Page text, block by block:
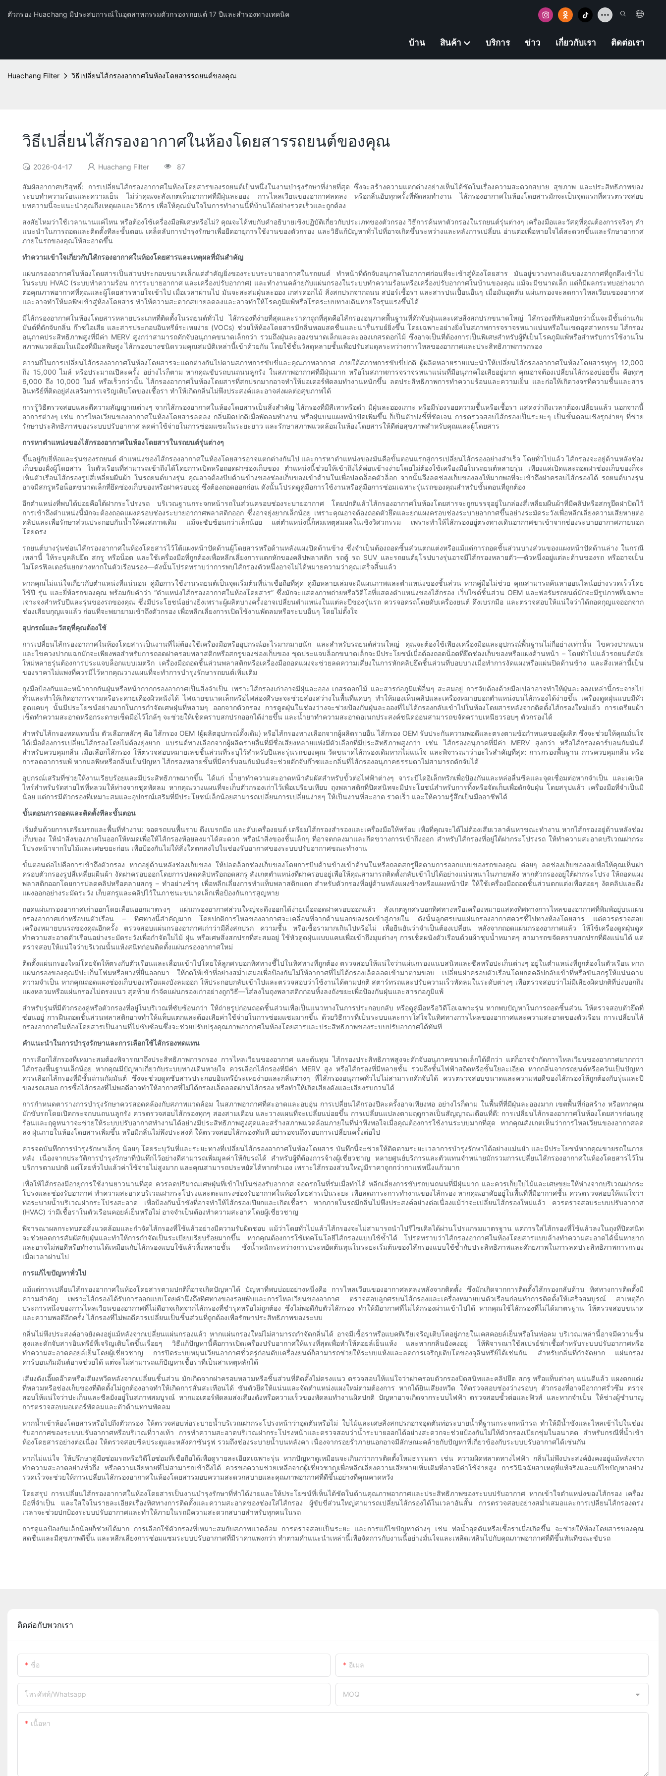
ตัวกรอง Huachang มีประสบการณ์ในอุตสาหกรรมตัวกรองรถยนต์ 17 ปีและสำรองทางเทคนิค
บ้าน สินค้า บริการ ข่าว เกี่ยวกับเรา ติดต่อเรา
Huachang Filter วิธีเปลี่ยนไส้กรองอากาศในห้องโดยสารรถยนต์ของคุณ
วิธีเปลี่ยนไส้กรองอากาศในห้องโดยสารรถยนต์ของคุณ
2026-04-17 Huachang Filter 87
สัมผัสอากาศบริสุทธิ์: การเปลี่ยนไส้กรองอากาศในห้องโดยสารของรถยนต์เป็นหนึ่งในงานบำรุงรักษาที่ง่ายที่สุด ซึ่งจะสร้างความแตกต่างอย่างเห็นได้ชัดในเรื่องความสะดวกสบาย สุขภาพ และประสิทธิภาพของ
ระบบทำความร้อนและความเย็น ไม่ว่าคุณจะสังเกตเห็นอากาศที่มีฝุ่นละออง การไหลเวียนของอากาศลดลง หรือกลิ่นอับทุกครั้งที่พัดลมทำงาน ไส้กรองอากาศในห้องโดยสารมักจะเป็นจุดแรกที่ควรตรวจสอบ
บทความนี้จะแนะนำคุณถึงเหตุผลและวิธีการ เพื่อให้คุณมั่นใจในการทำงานนี้ที่บ้านได้อย่างรวดเร็วและถูกต้อง
สงสัยไหมว่าใช้เวลานานแค่ไหน หรือต้องใช้เครื่องมือพิเศษหรือไม่? คุณจะได้พบกับคำอธิบายเชิงปฏิบัติเกี่ยวกับประเภทของตัวกรอง วิธีการค้นหาตัวกรองในรถยนต์รุ่นต่างๆ เครื่องมือและวัสดุที่คุณต้องการจริงๆ คำ
แนะนำในการถอดและติดตั้งทีละขั้นตอน เคล็ดลับการบำรุงรักษาเพื่อยืดอายุการใช้งานของตัวกรอง และวิธีแก้ปัญหาทั่วไปที่อาจเกิดขึ้นระหว่างและหลังการเปลี่ยน อ่านต่อเพื่อหายใจได้สะดวกขึ้นและรักษาอากาศ
ภายในรถของคุณให้สะอาดขึ้น
ทำความเข้าใจเกี่ยวกับไส้กรองอากาศในห้องโดยสารและเหตุผลที่มันสำคัญ
แผ่นกรองอากาศในห้องโดยสารเป็นส่วนประกอบขนาดเล็กแต่สำคัญยิ่งของระบบระบายอากาศในรถยนต์ ทำหน้าที่ดักจับอนุภาคในอากาศก่อนที่จะเข้าสู่ห้องโดยสาร มันอยู่ขวางทางเดินของอากาศที่ถูกดึงเข้าไป
ในระบบ HVAC (ระบบทำความร้อน การระบายอากาศ และเครื่องปรับอากาศ) และทำงานคล้ายกับแผ่นกรองในระบบทำความร้อนหรือเครื่องปรับอากาศในบ้านของคุณ แม้จะมีขนาดเล็ก แต่ก็มีผลกระทบอย่างมาก
ต่อคุณภาพอากาศที่คุณและผู้โดยสารหายใจเข้าไป เมื่อเวลาผ่านไป มันจะสะสมฝุ่นละออง เกสรดอกไม้ สิ่งสกปรกจากถนน สปอร์เชื้อรา และสารปนเปื้อนอื่นๆ เมื่อมันอุดตัน แผ่นกรองจะลดการไหลเวียนของอากาศ
และอาจทำให้มลพิษเข้าสู่ห้องโดยสาร ทำให้ความสะดวกสบายลดลงและอาจทำให้โรคภูมิแพ้หรือโรคระบบทางเดินหายใจรุนแรงขึ้นได้
มีไส้กรองอากาศในห้องโดยสารหลายประเภทที่ติดตั้งในรถยนต์ทั่วไป ไส้กรองที่ง่ายที่สุดและราคาถูกที่สุดคือไส้กรองอนุภาคพื้นฐานที่ดักจับฝุ่นและเศษสิ่งสกปรกขนาดใหญ่ ไส้กรองที่ทันสมัยกว่านั้นจะมีชั้นถ่านกัม
มันต์ที่ดักจับกลิ่น ก๊าซไอเสีย และสารประกอบอินทรีย์ระเหยง่าย (VOCs) ช่วยให้ห้องโดยสารมีกลิ่นหอมสดชื่นและน่ารื่นรมย์ยิ่งขึ้น โดยเฉพาะอย่างยิ่งในสภาพการจราจรหนาแน่นหรือในเขตอุตสาหกรรม ไส้กรอง
อนุภาคประสิทธิภาพสูงที่มีค่า MERV สูงกว่าสามารถดักจับอนุภาคขนาดเล็กกว่า รวมถึงฝุ่นละอองขนาดเล็กและละอองเกสรดอกไม้ ซึ่งอาจเป็นที่ต้องการเป็นพิเศษสำหรับผู้ที่เป็นโรคภูมิแพ้หรือสำหรับการใช้งานใน
สภาพแวดล้อมในเมืองที่มีมลพิษสูง ไส้กรองบางชนิดรวมคุณสมบัติเหล่านี้เข้าด้วยกัน โดยใช้ชั้นวัสดุหลายชั้นเพื่อปรับสมดุลระหว่างการไหลของอากาศและประสิทธิภาพการกรอง
ความถี่ในการเปลี่ยนไส้กรองอากาศในห้องโดยสารจะแตกต่างกันไปตามสภาพการขับขี่และคุณภาพอากาศ ภายใต้สภาพการขับขี่ปกติ ผู้ผลิตหลายรายแนะนำให้เปลี่ยนไส้กรองอากาศในห้องโดยสารทุกๆ 12,000
ถึง 15,000 ไมล์ หรือประมาณปีละครั้ง อย่างไรก็ตาม หากคุณขับรถบนถนนลูกรัง ในสภาพอากาศที่มีฝุ่นมาก หรือในสภาพการจราจรหนาแน่นที่มีอนุภาคไอเสียอยู่มาก คุณอาจต้องเปลี่ยนไส้กรองบ่อยขึ้น คือทุกๆ
6,000 ถึง 10,000 ไมล์ หรือเร็วกว่านั้น ไส้กรองอากาศในห้องโดยสารที่สกปรกมากอาจทำให้มอเตอร์พัดลมทำงานหนักขึ้น ลดประสิทธิภาพการทำความร้อนและความเย็น และก่อให้เกิดวงจรที่ความชื้นและสาร
อินทรีย์ที่ติดอยู่ส่งเสริมการเจริญเติบโตของเชื้อรา ทำให้เกิดกลิ่นไม่พึงประสงค์และอาจส่งผลต่อสุขภาพได้
การรู้วิธีตรวจสอบและตีความสัญญาณต่างๆ จากไส้กรองอากาศในห้องโดยสารเป็นสิ่งสำคัญ ไส้กรองที่มีสีเทาหรือดำ มีฝุ่นละอองเกาะ หรือมีร่องรอยความชื้นหรือเชื้อรา แสดงว่าถึงเวลาต้องเปลี่ยนแล้ว นอกจากนี้
อาการต่างๆ เช่น การไหลเวียนของอากาศในห้องโดยสารลดลง กลิ่นผิดปกติเมื่อพัดลมทำงาน หรือฝุ่นบนแผงหน้าปัดเพิ่มขึ้น ก็เป็นตัวบ่งชี้ที่ชัดเจน การตรวจสอบไส้กรองเป็นระยะๆ เป็นขั้นตอนเชิงรุกง่ายๆ ที่ช่วย
รักษาประสิทธิภาพของระบบปรับอากาศ ลดค่าใช้จ่ายในการซ่อมแซมในระยะยาว และรักษาสภาพแวดล้อมในห้องโดยสารให้ดีต่อสุขภาพสำหรับคุณและผู้โดยสาร
การหาตำแหน่งของไส้กรองอากาศในห้องโดยสารในรถยนต์รุ่นต่างๆ
ขึ้นอยู่กับยี่ห้อและรุ่นของรถยนต์ ตำแหน่งของไส้กรองอากาศในห้องโดยสารอาจแตกต่างกันไป และการหาตำแหน่งของมันคือขั้นตอนแรกสู่การเปลี่ยนไส้กรองอย่างสำเร็จ โดยทั่วไปแล้ว ไส้กรองจะอยู่ด้านหลังช่อง
เก็บของฝั่งผู้โดยสาร ในตัวเรือนที่สามารถเข้าถึงได้โดยการเปิดหรือถอดฝาช่องเก็บของ ตำแหน่งนี้ช่วยให้เข้าถึงได้ค่อนข้างง่ายโดยไม่ต้องใช้เครื่องมือในรถยนต์หลายรุ่น เพียงแค่เปิดและถอดฝาช่องเก็บของก็จะ
เห็นตัวเรือนไส้กรองรูปสี่เหลี่ยมผืนผ้า ในรถยนต์บางรุ่น คุณอาจต้องบีบด้านข้างของช่องเก็บของเข้าด้านในเพื่อปลดล็อคตัวล็อก จากนั้นจึงลดช่องเก็บของลงให้มากพอที่จะเข้าถึงฝาครอบไส้กรองได้ รถยนต์บางรุ่น
อาจมีสกรูหรือน็อตขนาดเล็กที่ยึดช่องเก็บของหรือฝาครอบอยู่ ซึ่งต้องถอดออกก่อน ดังนั้นโปรดดูคู่มือการใช้งานหรือคู่มือการซ่อมเฉพาะรุ่นรถของคุณสำหรับขั้นตอนที่ถูกต้อง
อีกตำแหน่งที่พบได้บ่อยคือใต้ฝากระโปรงรถ บริเวณฐานกระจกหน้ารถในส่วนครอบช่องระบายอากาศ โดยปกติแล้วไส้กรองอากาศในห้องโดยสารจะถูกบรรจุอยู่ในกล่องสี่เหลี่ยมผืนผ้าที่มีคลิปหรือสกรูยึดฝาปิดไว้
การเข้าถึงตำแหน่งนี้มักจะต้องถอดแผงครอบช่องระบายอากาศพลาสติกออก ซึ่งอาจยุ่งยากเล็กน้อย เพราะคุณอาจต้องถอดตัวยึดและยกแผงครอบช่องระบายอากาศขึ้นอย่างระมัดระวังเพื่อหลีกเลี่ยงความเสียหายต่อ
คลิปและเพื่อรักษาส่วนประกอบกันน้ำให้คงสภาพเดิม แม้จะซับซ้อนกว่าเล็กน้อย แต่ตำแหน่งนี้ก็สมเหตุสมผลในเชิงวิศวกรรม เพราะทำให้ไส้กรองอยู่ตรงทางเดินอากาศขาเข้าจากช่องระบายอากาศภายนอก
โดยตรง
รถยนต์บางรุ่นซ่อนไส้กรองอากาศในห้องโดยสารไว้ใต้แผงหน้าปัดด้านผู้โดยสารหรือด้านหลังแผงปิดด้านข้าง ซึ่งจำเป็นต้องถอดชิ้นส่วนตกแต่งหรือแม้แต่การถอดชิ้นส่วนบางส่วนของแผงหน้าปัดด้านล่าง ในกรณี
เหล่านี้ ให้ระบุคลิปยึด สกรู หรือน็อต และใช้เครื่องมือที่ถูกต้องเพื่อหลีกเลี่ยงการแตกหักของคลิปพลาสติก รถตู้ รถ SUV และรถยนต์ยุโรปบางรุ่นอาจมีไส้กรองหลายตัว—ตัวหนึ่งอยู่แต่ละด้านของรถ หรืออาจเป็น
ไมโครฟิลเตอร์แยกต่างหากในตัวเรือนรอง—ดังนั้นโปรดทราบว่าการพบไส้กรองตัวหนึ่งอาจไม่ได้หมายความว่าคุณเสร็จสิ้นแล้ว
หากคุณไม่แน่ใจเกี่ยวกับตำแหน่งที่แน่นอน คู่มือการใช้งานรถยนต์เป็นจุดเริ่มต้นที่น่าเชื่อถือที่สุด คู่มือหลายเล่มจะมีแผนภาพและตำแหน่งของชิ้นส่วน หากคู่มือไม่ช่วย คุณสามารถค้นหาออนไลน์อย่างรวดเร็วโดย
ใช้ปี รุ่น และยี่ห้อรถของคุณ พร้อมกับคำว่า “ตำแหน่งไส้กรองอากาศในห้องโดยสาร” ซึ่งมักจะแสดงภาพถ่ายหรือวิดีโอที่แสดงตำแหน่งของไส้กรอง เว็บไซต์ชิ้นส่วน OEM และฟอรัมรถยนต์มักจะมีรูปภาพที่เฉพาะ
เจาะจงสำหรับปีและรุ่นของรถของคุณ ซึ่งมีประโยชน์อย่างยิ่งเพราะผู้ผลิตบางครั้งอาจเปลี่ยนตำแหน่งในแต่ละปีของรุ่นรถ ควรจอดรถโดยดับเครื่องยนต์ ดึงเบรกมือ และตรวจสอบให้แน่ใจว่าได้ถอดกุญแจออกจาก
ช่องเสียบกุญแจแล้ว ก่อนที่จะพยายามเข้าถึงตัวกรอง เพื่อหลีกเลี่ยงการเปิดใช้งานพัดลมหรือระบบอื่นๆ โดยไม่ตั้งใจ
อุปกรณ์และวัสดุที่คุณต้องใช้
การเปลี่ยนไส้กรองอากาศในห้องโดยสารเป็นงานที่ไม่ต้องใช้เครื่องมือหรืออุปกรณ์อะไรมากมายนัก และสำหรับรถยนต์ส่วนใหญ่ คุณจะต้องใช้เพียงเครื่องมือและอุปกรณ์พื้นฐานไม่กี่อย่างเท่านั้น ไขควงปากแบน
และไขควงปากแฉกมักจะเพียงพอสำหรับการถอดฝาครอบพลาสติกหรือสกรูของช่องเก็บของ ชุดประแจบล็อกขนาดเล็กจะมีประโยชน์เมื่อต้องถอดน็อตที่ยึดช่องเก็บของหรือแผงด้านหน้า – โดยทั่วไปแล้วรถยนต์สมัย
ใหม่หลายรุ่นต้องการประแจบล็อกแบบเมตริก เครื่องมือถอดชิ้นส่วนพลาสติกหรือเครื่องมือถอดแผงจะช่วยลดความเสี่ยงในการหักคลิปยึดชิ้นส่วนที่บอบบางเมื่อทำการงัดแผงหรือแผ่นปิดด้านข้าง และสิ่งเหล่านี้เป็น
ของราคาไม่แพงที่ควรมีไว้หากคุณวางแผนที่จะทำการบำรุงรักษารถยนต์เพิ่มเติม
ถุงมือป้องกันและหน้ากากกันฝุ่นหรือหน้ากากกรองอากาศเป็นสิ่งจำเป็น เพราะไส้กรองเก่าอาจมีฝุ่นละออง เกสรดอกไม้ และสารก่อภูมิแพ้อื่นๆ สะสมอยู่ การจับต้องด้วยมือเปล่าอาจทำให้ฝุ่นละอองเหล่านี้กระจายไป
ทั่วและทำให้เกิดอาการจามหรือระคายเคืองผิวหนังได้ ไฟฉายขนาดเล็กหรือไฟส่องศีรษะจะช่วยส่องสว่างในพื้นที่แคบๆ ทำให้มองเห็นคลิปและเครื่องหมายบอกตำแหน่งบนไส้กรองได้ง่ายขึ้น เครื่องดูดฝุ่นแบบมีหัว
ดูดแคบๆ นั้นมีประโยชน์อย่างมากในการกำจัดเศษฝุ่นที่หลวมๆ ออกจากตัวกรอง การดูดฝุ่นในช่องว่างจะช่วยป้องกันฝุ่นละอองที่ไม่ได้กรองกลับเข้าไปในห้องโดยสารหลังจากติดตั้งไส้กรองใหม่แล้ว การเตรียมผ้า
เช็ดทำความสะอาดหรือกระดาษเช็ดมือไว้ใกล้ๆ จะช่วยให้เช็ดคราบสกปรกออกได้ง่ายขึ้น และน้ำยาทำความสะอาดอเนกประสงค์ชนิดอ่อนสามารถขจัดคราบเหนียวรอบๆ ตัวกรองได้
สำหรับไส้กรองทดแทนนั้น ตัวเลือกหลักๆ คือ ไส้กรอง OEM (ผู้ผลิตอุปกรณ์ดั้งเดิม) หรือไส้กรองทางเลือกจากผู้ผลิตรายอื่น ไส้กรอง OEM รับประกันความพอดีและตรงตามข้อกำหนดของผู้ผลิต ซึ่งจะช่วยให้คุณมั่นใจ
ได้เมื่อต้องการเปลี่ยนไส้กรองโดยไม่ต้องยุ่งยาก แบรนด์ทางเลือกจากผู้ผลิตรายอื่นที่มีชื่อเสียงหลายแห่งมีตัวเลือกที่มีประสิทธิภาพสูงกว่า เช่น ไส้กรองอนุภาคที่มีค่า MERV สูงกว่า หรือไส้กรองคาร์บอนกัมมันต์
สำหรับควบคุมกลิ่น เมื่อเลือกไส้กรอง ให้ตรวจสอบหมายเลขชิ้นส่วนที่ระบุไว้สำหรับปีและรุ่นรถของคุณ วัดขนาดไส้กรองเดิมหากไม่แน่ใจ และพิจารณาว่าอะไรสำคัญที่สุด: การกรองพื้นฐาน การควบคุมกลิ่น หรือ
การลดอาการแพ้ หากมลพิษหรือกลิ่นเป็นปัญหา ไส้กรองหลายชั้นที่มีคาร์บอนกัมมันต์จะช่วยดักจับก๊าซและกลิ่นที่ไส้กรองอนุภาคธรรมดาไม่สามารถดักจับได้
อุปกรณ์เสริมที่ช่วยให้งานเรียบร้อยและมีประสิทธิภาพมากขึ้น ได้แก่ น้ำยาทำความสะอาดหน้าสัมผัสสำหรับขั้วต่อไฟฟ้าต่างๆ จาระบีไดอิเล็กทริกเพื่อป้องกันและหล่อลื่นซีลและจุดเชื่อมต่อหากจำเป็น และเคเบิล
ไทร์สำหรับรัดสายไฟที่หลวมให้ห่างจากชุดพัดลม หากคุณวางแผนที่จะเก็บตัวกรองเก่าไว้เพื่อเปรียบเทียบ ถุงพลาสติกที่ปิดสนิทจะมีประโยชน์สำหรับการทิ้งหรือจัดเก็บเพื่อดักจับฝุ่น โดยสรุปแล้ว เครื่องมือที่จำเป็นมี
น้อย แต่การมีตัวกรองที่เหมาะสมและอุปกรณ์เสริมที่มีประโยชน์เล็กน้อยสามารถเปลี่ยนการเปลี่ยนง่ายๆ ให้เป็นงานที่สะอาด รวดเร็ว และให้ความรู้สึกเป็นมืออาชีพได้
ขั้นตอนการถอดและติดตั้งทีละขั้นตอน
เริ่มต้นด้วยการเตรียมรถและพื้นที่ทำงาน: จอดรถบนพื้นราบ ดึงเบรกมือ และดับเครื่องยนต์ เตรียมไส้กรองสำรองและเครื่องมือให้พร้อม เพื่อที่คุณจะได้ไม่ต้องเสียเวลาค้นหาขณะทำงาน หากไส้กรองอยู่ด้านหลังช่อง
เก็บของ ให้นำสิ่งของภายในออกให้หมดเพื่อให้ไส้กรองห้อยลงมาได้สะดวก หรือนำสิ่งของชิ้นเล็กๆ ที่อาจตกลงมาและกีดขวางการเข้าถึงออก สำหรับไส้กรองที่อยู่ใต้ฝากระโปรงรถ ให้ทำความสะอาดบริเวณฝากระ
โปรงหน้าจากใบไม้และเศษขยะก่อน เพื่อป้องกันไม่ให้สิ่งใดตกลงไปในช่องรับอากาศของระบบปรับอากาศขณะทำงาน
ขั้นตอนต่อไปคือการเข้าถึงตัวกรอง หากอยู่ด้านหลังช่องเก็บของ ให้ปลดล็อกช่องเก็บของโดยการบีบด้านข้างเข้าด้านในหรือถอดสกรูยึดตามการออกแบบของรถของคุณ ค่อยๆ ลดช่องเก็บของลงเพื่อให้คุณเห็นฝา
ครอบตัวกรองรูปสี่เหลี่ยมผืนผ้า งัดฝาครอบออกโดยการปลดคลิปหรือถอดสกรู สังเกตตำแหน่งที่ฝาครอบอยู่เพื่อให้คุณสามารถติดตั้งกลับเข้าไปได้อย่างแน่นหนาในภายหลัง หากตัวกรองอยู่ใต้ฝากระโปรง ให้ถอดแผง
พลาสติกออกโดยการปลดคลิปหรือคลายสกรู – ทำอย่างช้าๆ เพื่อหลีกเลี่ยงการทำแท็บพลาสติกแตก สำหรับตัวกรองที่อยู่ด้านหลังแผงข้างหรือแผงหน้าปัด ให้ใช้เครื่องมือถอดชิ้นส่วนตกแต่งเพื่อค่อยๆ งัดคลิปและดึง
แผงออกอย่างระมัดระวัง เก็บสกรูและคลิปไว้ในภาชนะขนาดเล็กเพื่อป้องกันการสูญหาย
ถอดแผ่นกรองอากาศเก่าออกโดยเลื่อนออกมาตรงๆ แผ่นกรองอากาศส่วนใหญ่จะดึงออกได้ง่ายเมื่อถอดฝาครอบออกแล้ว สังเกตลูกศรบอกทิศทางหรือเครื่องหมายแสดงทิศทางการไหลของอากาศที่พิมพ์อยู่บนแผ่น
กรองอากาศเก่าหรือบนตัวเรือน – ทิศทางนี้สำคัญมาก โดยปกติการไหลของอากาศจะเคลื่อนที่จากด้านนอกของรถเข้าสู่ภายใน ดังนั้นลูกศรบนแผ่นกรองอากาศควรชี้ไปทางห้องโดยสาร แต่ควรตรวจสอบ
เครื่องหมายบนรถของคุณอีกครั้ง ตรวจสอบแผ่นกรองอากาศเก่าว่ามีสิ่งสกปรก ความชื้น หรือเชื้อรามากเกินไปหรือไม่ เพื่อยืนยันว่าจำเป็นต้องเปลี่ยน หลังจากถอดแผ่นกรองอากาศแล้ว ให้ใช้เครื่องดูดฝุ่นดูด
ทำความสะอาดตัวเรือนอย่างระมัดระวังเพื่อกำจัดใบไม้ ฝุ่น หรือเศษสิ่งสกปรกที่สะสมอยู่ ใช้หัวดูดฝุ่นแบบแคบเพื่อเข้าถึงมุมต่างๆ การเช็ดผนังตัวเรือนด้วยผ้าชุบน้ำหมาดๆ สามารถขจัดคราบสกปรกที่ฝังแน่นได้ แต่
ตรวจสอบให้แน่ใจว่าบริเวณนั้นแห้งสนิทก่อนติดตั้งแผ่นกรองอากาศใหม่
ติดตั้งแผ่นกรองใหม่โดยจัดให้ตรงกับตัวเรือนและเลื่อนเข้าไปโดยให้ลูกศรบอกทิศทางชี้ไปในทิศทางที่ถูกต้อง ตรวจสอบให้แน่ใจว่าแผ่นกรองแนบสนิทและซีลหรือปะเก็นต่างๆ อยู่ในตำแหน่งที่ถูกต้องในตัวเรือน หาก
แผ่นกรองของคุณมีปะเก็นโฟมหรือยางที่ยื่นออกมา ให้กดให้เข้าที่อย่างสม่ำเสมอเพื่อป้องกันไม่ให้อากาศที่ไม่ได้กรองเล็ดลอดเข้ามาตามขอบ เปลี่ยนฝาครอบตัวเรือนโดยกดคลิปกลับเข้าที่หรือขันสกรูให้แน่นตาม
ความจำเป็น หากคุณถอดแผงช่องเก็บของหรือแผงบังลมออก ให้ประกอบกลับเข้าไปและตรวจสอบว่าใช้งานได้ตามปกติ สตาร์ทรถและปรับความเร็วพัดลมในระดับต่างๆ เพื่อตรวจสอบว่าไม่มีเสียงผิดปกติที่บ่งบอกถึง
แผงหลวมหรือแผ่นกรองไม่ตรงแนว สุดท้าย กำจัดแผ่นกรองเก่าอย่างถูกวิธี—ใส่ลงในถุงพลาสติกก่อนทิ้งลงถังขยะเพื่อป้องกันฝุ่นและสารก่อภูมิแพ้
สำหรับรุ่นที่มีตัวกรองคู่หรือตัวกรองที่อยู่ในบริเวณที่ซับซ้อนกว่า ให้ถ่ายรูปก่อนถอดชิ้นส่วนเพื่อเป็นแนวทางในการประกอบกลับ หรือดูคู่มือหรือวิดีโอเฉพาะรุ่น หากพบปัญหาในการถอดชิ้นส่วน ให้ตรวจสอบตัวยึดที่
ซ่อนอยู่ การฝืนถอดชิ้นส่วนพลาสติกอาจทำให้แท็บแตกและต้องเสียค่าใช้จ่ายในการซ่อมแซมมากขึ้น ด้วยวิธีการที่เป็นระบบและการใส่ใจในทิศทางการไหลของอากาศและความสะอาดของตัวเรือน การเปลี่ยนไส้
กรองอากาศในห้องโดยสารเป็นงานที่ไม่ซับซ้อนซึ่งจะช่วยปรับปรุงคุณภาพอากาศในห้องโดยสารและประสิทธิภาพของระบบปรับอากาศได้ทันที
คำแนะนำในการบำรุงรักษาและการเลือกใช้ไส้กรองทดแทน
การเลือกไส้กรองที่เหมาะสมต้องพิจารณาถึงประสิทธิภาพการกรอง การไหลเวียนของอากาศ และต้นทุน ไส้กรองประสิทธิภาพสูงจะดักจับอนุภาคขนาดเล็กได้ดีกว่า แต่ก็อาจจำกัดการไหลเวียนของอากาศมากกว่า
ไส้กรองพื้นฐานเล็กน้อย หากคุณมีปัญหาเกี่ยวกับระบบทางเดินหายใจ ควรเลือกไส้กรองที่มีค่า MERV สูง หรือไส้กรองที่มีหลายชั้น รวมถึงชั้นไฟฟ้าสถิตหรือชั้นใยละเอียด หากกลิ่นจากรถยนต์หรือควันเป็นปัญหา
ควรเลือกไส้กรองที่มีชั้นถ่านกัมมันต์ ซึ่งจะช่วยดูดซับสารประกอบอินทรีย์ระเหยง่ายและกลิ่นต่างๆ ที่ไส้กรองอนุภาคทั่วไปไม่สามารถดักจับได้ ควรตรวจสอบขนาดและความพอดีของไส้กรองให้ถูกต้องกับรุ่นและปี
ของรถเสมอ การซื้อไส้กรองที่ไม่พอดีอาจทำให้อากาศที่ไม่ได้กรองเล็ดลอดผ่านไส้กรอง หรือทำให้เกิดเสียงดังและเสียงรบกวนได้
การกำหนดตารางการบำรุงรักษาควรสอดคล้องกับสภาพแวดล้อม ในสภาพอากาศที่สะอาดและอบอุ่น การเปลี่ยนไส้กรองปีละครั้งอาจเพียงพอ อย่างไรก็ตาม ในพื้นที่ที่มีฝุ่นละอองมาก เขตพื้นที่ก่อสร้าง หรือหากคุณ
มักขับรถโดยเปิดกระจกบนถนนลูกรัง ควรตรวจสอบไส้กรองทุกๆ สองสามเดือน และวางแผนที่จะเปลี่ยนบ่อยขึ้น การเปลี่ยนแปลงตามฤดูกาลเป็นสัญญาณเตือนที่ดี: การเปลี่ยนไส้กรองอากาศในห้องโดยสารก่อนฤดู
ร้อนและฤดูหนาวจะช่วยให้ระบบปรับอากาศทำงานได้อย่างมีประสิทธิภาพสูงสุดและสร้างสภาพแวดล้อมภายในที่น่าพึงพอใจเมื่อคุณต้องการใช้งานระบบมากที่สุด หากคุณสังเกตเห็นว่าการไหลเวียนของอากาศลด
ลง ฝุ่นภายในห้องโดยสารเพิ่มขึ้น หรือมีกลิ่นไม่พึงประสงค์ ให้ตรวจสอบไส้กรองทันที อย่ารอจนถึงรอบการเปลี่ยนครั้งต่อไป
ควรจดบันทึกการบำรุงรักษาเล็กๆ น้อยๆ โดยระบุวันที่และระยะทางที่เปลี่ยนไส้กรองอากาศในห้องโดยสาร บันทึกนี้จะช่วยให้ติดตามระยะเวลาการบำรุงรักษาได้อย่างแม่นยำ และมีประโยชน์หากคุณขายรถในภาย
หลัง เนื่องจากประวัติการบำรุงรักษาที่บันทึกไว้อย่างดีสามารถเพิ่มมูลค่าให้กับรถได้ สำหรับผู้ที่ต้องการจ้างผู้เชี่ยวชาญ หลายศูนย์บริการและตัวแทนจำหน่ายมักรวมการเปลี่ยนไส้กรองอากาศในห้องโดยสารไว้ใน
บริการตามปกติ แต่โดยทั่วไปแล้วค่าใช้จ่ายไม่สูงมาก และคุณสามารถประหยัดได้หากทำเอง เพราะไส้กรองส่วนใหญ่มีราคาถูกกว่ากาแฟหนึ่งแก้วมาก
เพื่อให้ไส้กรองมีอายุการใช้งานยาวนานที่สุด ควรลดปริมาณเศษฝุ่นที่เข้าไปในช่องรับอากาศ จอดรถในที่ร่มเมื่อทำได้ หลีกเลี่ยงการขับรถบนถนนที่มีฝุ่นมาก และควรเก็บใบไม้และเศษขยะให้ห่างจากบริเวณฝากระ
โปรงและช่องรับอากาศ ทำความสะอาดบริเวณฝากระโปรงและตะแกรงช่องรับอากาศในห้องโดยสารเป็นระยะ เพื่อลดภาระการทำงานของไส้กรอง หากคุณอาศัยอยู่ในพื้นที่ที่มีอากาศชื้น ควรตรวจสอบให้แน่ใจว่า
ท่อระบายน้ำบริเวณฝากระโปรงสะอาด เพื่อป้องกันน้ำขังที่อาจทำให้ไส้กรองเปียกและเกิดเชื้อรา หากภายในรถมีกลิ่นไม่พึงประสงค์อย่างต่อเนื่องแม้ว่าจะเปลี่ยนไส้กรองใหม่แล้ว ควรตรวจสอบระบบปรับอากาศ
(HVAC) ว่ามีเชื้อราในตัวเรือนคอยล์เย็นหรือไม่ อาจจำเป็นต้องทำความสะอาดโดยผู้เชี่ยวชาญ
พิจารณาผลกระทบต่อสิ่งแวดล้อมและกำจัดไส้กรองที่ใช้แล้วอย่างมีความรับผิดชอบ แม้ว่าโดยทั่วไปแล้วไส้กรองจะไม่สามารถนำไปรีไซเคิลได้ผ่านโปรแกรมมาตรฐาน แต่การใส่ไส้กรองที่ใช้แล้วลงในถุงที่ปิดสนิท
จะช่วยลดการสัมผัสกับฝุ่นและทำให้การกำจัดเป็นระเบียบเรียบร้อยมากขึ้น หากคุณต้องการใช้เทคโนโลยีไส้กรองแบบใช้ซ้ำได้ โปรดทราบว่าไส้กรองอากาศในห้องโดยสารแบบล้างทำความสะอาดได้นั้นหายาก
และอาจไม่พอดีหรือทำงานได้เหมือนกับไส้กรองแบบใช้แล้วทิ้งหลายชั้น ชั่งน้ำหนักระหว่างการประหยัดต้นทุนในระยะเริ่มต้นของไส้กรองแบบใช้ซ้ำกับประสิทธิภาพและศักยภาพในการลดประสิทธิภาพการกรอง
เมื่อเวลาผ่านไป
การแก้ไขปัญหาทั่วไป
แม้แต่การเปลี่ยนไส้กรองอากาศในห้องโดยสารตามปกติก็อาจเกิดปัญหาได้ ปัญหาที่พบบ่อยอย่างหนึ่งคือ การไหลเวียนของอากาศลดลงหลังจากติดตั้ง ซึ่งมักเกิดจากการติดตั้งไส้กรองกลับด้าน ทิศทางการติดตั้งมี
ความสำคัญ เพราะไส้กรองได้รับการออกแบบโดยคำนึงถึงทิศทางของรอยพับและการไหลเวียนของอากาศ ตรวจสอบลูกศรบนไส้กรองและเครื่องหมายบนตัวเรือนก่อนทำการติดตั้งให้เสร็จสมบูรณ์ สาเหตุอีก
ประการหนึ่งของการไหลเวียนของอากาศที่ไม่ดีอาจเกิดจากไส้กรองที่ชำรุดหรือไม่ถูกต้อง ซึ่งไม่พอดีกับตัวไส้กรอง ทำให้มีอากาศที่ไม่ได้กรองผ่านเข้าไปได้ หากคุณใช้ไส้กรองที่ไม่ได้มาตรฐาน ให้ตรวจสอบขนาด
และความพอดีอีกครั้ง ไส้กรองที่ไม่พอดีควรเปลี่ยนเป็นชิ้นส่วนที่ถูกต้องเพื่อรักษาประสิทธิภาพของระบบ
กลิ่นไม่พึงประสงค์อาจยังคงอยู่แม้หลังจากเปลี่ยนแผ่นกรองแล้ว หากแผ่นกรองใหม่ไม่สามารถกำจัดกลิ่นได้ อาจมีเชื้อราหรือแบคทีเรียเจริญเติบโตอยู่ภายในเคสคอยล์เย็นหรือในท่อลม บริเวณเหล่านี้อาจมีความชื้น
สูงและดักจับสารอินทรีย์ที่เจริญเติบโตขึ้นเรื่อยๆ วิธีแก้ปัญหานี้คือการเปิดเครื่องปรับอากาศให้แรงที่สุดเพื่อทำให้คอยล์เย็นแห้ง และหากกลิ่นยังคงอยู่ ให้พิจารณาใช้สเปรย์ฆ่าเชื้อสำหรับระบบปรับอากาศหรือ
ทำความสะอาดคอยล์เย็นโดยผู้เชี่ยวชาญ การปิดระบบหมุนเวียนอากาศชั่วครู่ก่อนดับเครื่องยนต์ก็สามารถช่วยให้ระบบแห้งและลดการเจริญเติบโตของจุลินทรีย์ได้เช่นกัน สำหรับกลิ่นที่กำจัดยาก แผ่นกรอง
คาร์บอนกัมมันต์อาจช่วยได้ แต่จะไม่สามารถแก้ปัญหาเชื้อราที่เป็นสาเหตุหลักได้
เสียงดังเอี๊ยดอ๊าดหรือเสียงหวีดหลังจากเปลี่ยนชิ้นส่วน มักเกิดจากฝาครอบหลวมหรือชิ้นส่วนที่ติดตั้งไม่ตรงแนว ตรวจสอบให้แน่ใจว่าฝาครอบตัวกรองปิดสนิทและคลิปยึด สกรู หรือแท็บต่างๆ แน่นดีแล้ว แผงตกแต่ง
ที่หลวมหรือช่องเก็บของที่ติดตั้งไม่ถูกต้องอาจทำให้เกิดการสั่นสะเทือนได้ ขันตัวยึดให้แน่นและจัดตำแหน่งแผงใหม่ตามต้องการ หากได้ยินเสียงหวีด ให้ตรวจสอบช่องว่างรอบๆ ตัวกรองที่อาจมีอากาศรั่วซึม ตรวจ
สอบให้แน่ใจว่าปะเก็นและซีลยังอยู่ในสภาพสมบูรณ์ หากมอเตอร์พัดลมส่งเสียงดังหรือความเร็วของพัดลมทำงานผิดปกติ ปัญหาอาจเกิดจากระบบไฟฟ้า ตรวจสอบขั้วต่อและฟิวส์ และหากจำเป็น ให้ช่างผู้ชำนาญ
การตรวจสอบมอเตอร์พัดลมและตัวต้านทานพัดลม
หากน้ำเข้าห้องโดยสารหรือไปถึงตัวกรอง ให้ตรวจสอบท่อระบายน้ำบริเวณฝากระโปรงหน้าว่าอุดตันหรือไม่ ใบไม้และเศษสิ่งสกปรกอาจอุดตันท่อระบายน้ำที่ฐานกระจกหน้ารถ ทำให้มีน้ำขังและไหลเข้าไปในช่อง
รับอากาศของระบบปรับอากาศหรือบริเวณที่วางเท้า การทำความสะอาดบริเวณฝากระโปรงหน้าและตรวจสอบว่าน้ำระบายออกได้อย่างสะดวกจะช่วยป้องกันไม่ให้ตัวกรองเปียกชุ่มในอนาคต สำหรับกรณีที่น้ำเข้า
ห้องโดยสารอย่างต่อเนื่อง ให้ตรวจสอบซีลประตูและหลังคาซันรูฟ รวมถึงช่องระบายน้ำบนหลังคา เนื่องจากรอยรั่วภายนอกอาจมีลักษณะคล้ายกับปัญหาที่เกี่ยวข้องกับระบบปรับอากาศได้เช่นกัน
หากไม่แน่ใจ ให้ปรึกษาคู่มือซ่อมรถหรือวิดีโอซ่อมที่เชื่อถือได้เพื่อดูรายละเอียดเฉพาะรุ่น หากปัญหาดูเหมือนจะเกินกว่าการติดตั้งใหม่ธรรมดา เช่น ความผิดพลาดทางไฟฟ้า กลิ่นไม่พึงประสงค์ยังคงอยู่แม้หลังจาก
ทำความสะอาดอย่างทั่วถึง หรือความเสียหายที่ไม่สามารถเข้าถึงได้ ควรขอความช่วยเหลือจากผู้เชี่ยวชาญเพื่อหลีกเลี่ยงความเสียหายเพิ่มเติมที่อาจมีค่าใช้จ่ายสูง การวินิจฉัยสาเหตุที่แท้จริงและแก้ไขปัญหาอย่าง
รวดเร็วจะช่วยให้การเปลี่ยนไส้กรองอากาศในห้องโดยสารมอบความสะดวกสบายและคุณภาพอากาศที่ดีขึ้นอย่างที่คุณคาดหวัง
โดยสรุป การเปลี่ยนไส้กรองอากาศในห้องโดยสารเป็นงานบำรุงรักษาที่ทำได้ง่ายและให้ประโยชน์ที่เห็นได้ชัดในด้านคุณภาพอากาศและประสิทธิภาพของระบบปรับอากาศ หากเข้าใจตำแหน่งของไส้กรอง เครื่อง
มือที่จำเป็น และใส่ใจในรายละเอียดเรื่องทิศทางการติดตั้งและความสะอาดของช่องใส่ไส้กรอง ผู้ขับขี่ส่วนใหญ่สามารถเปลี่ยนไส้กรองได้ในเวลาอันสั้น การตรวจสอบอย่างสม่ำเสมอและการเปลี่ยนไส้กรองตรง
เวลาจะช่วยปกป้องระบบปรับอากาศและทำให้ภายในรถมีความสะดวกสบายสำหรับทุกคนในรถ
การดูแลป้องกันเล็กน้อยก็ช่วยได้มาก การเลือกใช้ตัวกรองที่เหมาะสมกับสภาพแวดล้อม การตรวจสอบเป็นระยะ และการแก้ไขปัญหาต่างๆ เช่น ท่อน้ำอุดตันหรือเชื้อราเมื่อเกิดขึ้น จะช่วยให้ห้องโดยสารของคุณ
สดชื่นและมีสุขภาพดีขึ้น และหลีกเลี่ยงการซ่อมแซมระบบปรับอากาศที่มีราคาแพงกว่า ทำตามคำแนะนำเหล่านี้เพื่อจัดการกับงานนี้อย่างมั่นใจและเพลิดเพลินไปกับคุณภาพอากาศที่ดีขึ้นทันทีขณะขับรถ
ติดต่อกับพวกเรา
ชื่อ อีเมล
โทรศัพท์/whatsapp MOQ
เนื้อหา